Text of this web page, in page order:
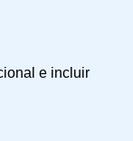
e incluir